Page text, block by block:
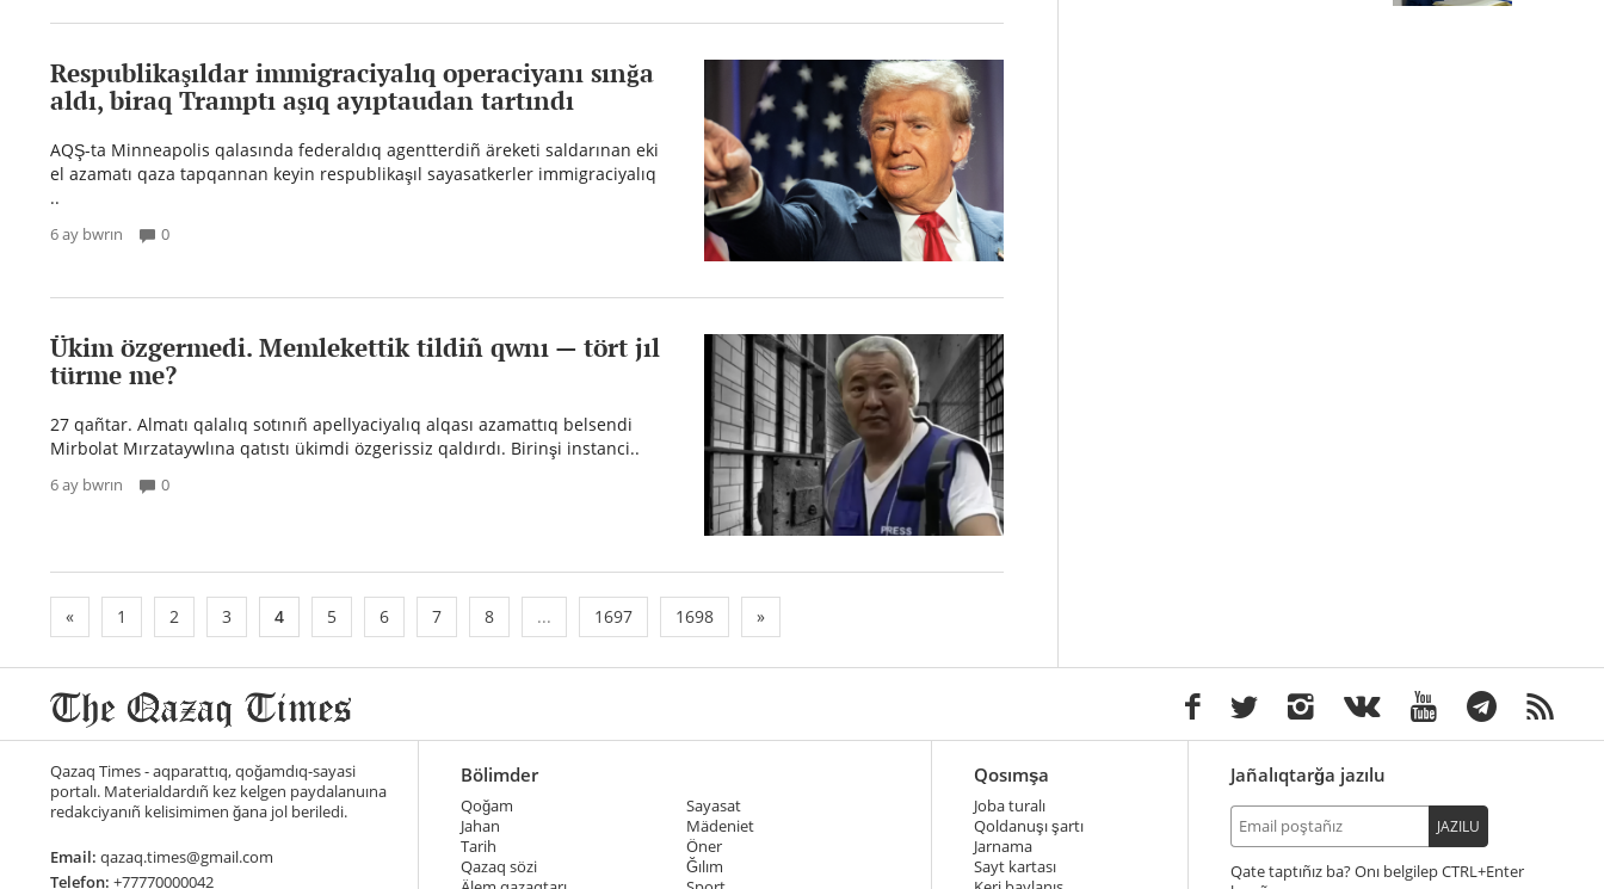
Respublikaşıldar immigraciyalıq operaciyanı sınğa
aldı, biraq Tramptı aşıq ayıptaudan tartındı
AQŞ-ta Minneapolis qalasında federaldıq agentterdiñ äreketi saldarınan eki
el azamatı qaza tapqannan keyin respublikaşıl sayasatkerler immigraciyalıq
..
6 ay bwrın 0
Ükim özgermedi. Memlekettik tildiñ qwnı — tört jıl
türme me?
27 qañtar. Almatı qalalıq sotınıñ apellyaciyalıq alqası azamattıq belsendi
Mirbolat Mırzataywlına qatıstı ükimdi özgerissiz qaldırdı. Birinşi instanci..
6 ay bwrın 0
« 1 2 3 4 5 6 7 8 ... 1697 1698 »
Qazaq Times - aqparattıq, qoğamdıq-sayasi
portalı. Materialdardıñ kez kelgen paydalanuına
redakciyanıñ kelisimimen ğana jol beriledi.
Email: qazaq.times@gmail.com
Telefon: +77770000042
Bölimder
Qoğam
Jahan
Tarih
Qazaq sözi
Sayasat
Mädeniet
Öner
Ğılım
Qosımşa
Joba turalı
Qoldanuşı şartı
Jarnama
Sayt kartası
Jañalıqtarğa jazılu
JAZILU
Qate taptıñız ba? Onı belgilep
+Enter